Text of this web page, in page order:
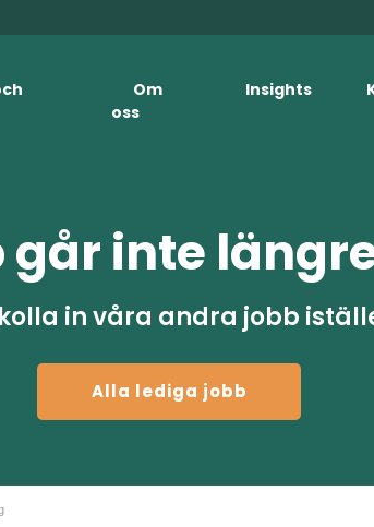
Om
oss
Insights
går inte
in våra andra jobb
Alla lediga jobb